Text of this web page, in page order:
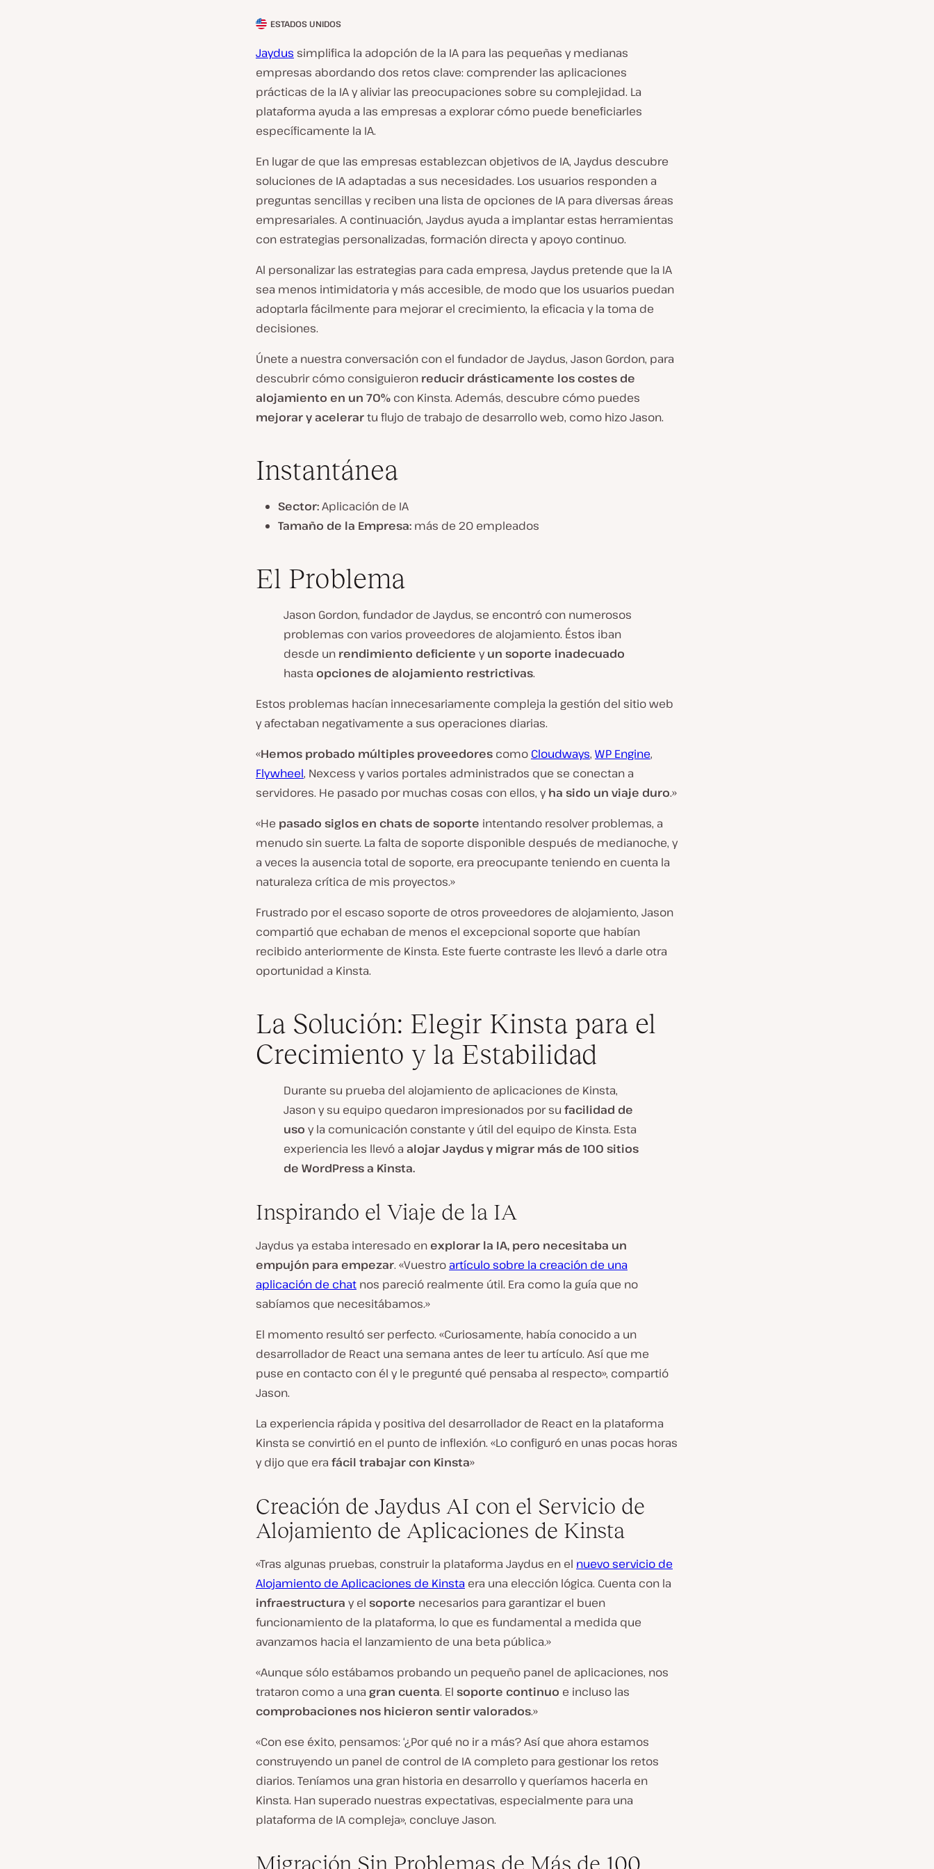
P
a
í
s
d
e
c
l
i
e
n
t
e
:
ESTADOS UNIDOS
Jaydus simplifica la adopción de la IA para las pequeñas y medianas
empresas abordando dos retos clave: comprender las aplicaciones
prácticas de la IA y aliviar las preocupaciones sobre su complejidad. La
plataforma ayuda a las empresas a explorar cómo puede beneficiarles
específicamente la IA.
En lugar de que las empresas establezcan objetivos de IA, Jaydus descubre
soluciones de IA adaptadas a sus necesidades. Los usuarios responden a
preguntas sencillas y reciben una lista de opciones de IA para diversas áreas
empresariales. A continuación, Jaydus ayuda a implantar estas herramientas
con estrategias personalizadas, formación directa y apoyo continuo.
Al personalizar las estrategias para cada empresa, Jaydus pretende que la IA
sea menos intimidatoria y más accesible, de modo que los usuarios puedan
adoptarla fácilmente para mejorar el crecimiento, la eficacia y la toma de
decisiones.
Únete a nuestra conversación con el fundador de Jaydus, Jason Gordon, para
descubrir cómo consiguieron reducir drásticamente los costes de
alojamiento en un 70% con Kinsta. Además, descubre cómo puedes
mejorar y acelerartu flujo de trabajo de desarrollo web, como hizo Jason.
Instantánea
Sector:Aplicación de IA
Tamaño de la Empresa: más de 20 empleados
El Problema
Jason Gordon, fundador de Jaydus, se encontró con numerosos
problemas con varios proveedores de alojamiento. Éstos iban
desde un rendimiento deficiente yun soporte inadecuado
hasta opciones de alojamiento restrictivas.
Estos problemas hacían innecesariamente compleja la gestión del sitio web
y afectaban negativamente a sus operaciones diarias.
«Hemos probado múltiples proveedores como Cloudways, WP Engine,
Flywheel, Nexcess y varios portales administrados que se conectan a
servidores. He pasado por muchas cosas con ellos, yha sido un viaje duro.»
«He pasado siglos en chats de soporte intentando resolver problemas, a
menudo sin suerte. La falta de soporte disponible después de medianoche, y
a veces la ausencia total de soporte, era preocupante teniendo en cuenta la
naturaleza crítica de mis proyectos.»
Frustrado por el escaso soporte de otros proveedores de alojamiento, Jason
compartió que echaban de menos el excepcional soporte que habían
recibido anteriormente de Kinsta. Este fuerte contraste les llevó a darle otra
oportunidad a Kinsta.
La Solución: Elegir Kinsta para el
Crecimiento y la Estabilidad
Durante su prueba del alojamiento de aplicaciones de Kinsta,
Jason y su equipo quedaron impresionados por su facilidad de
uso y la comunicación constante y útil del equipo de Kinsta. Esta
experiencia les llevó a alojar Jaydus y migrar más de 100 sitios
de WordPress a Kinsta.
Inspirando el Viaje de la IA
Jaydus ya estaba interesado en explorar la IA, pero necesitaba un
empujón para empezar. «Vuestro artículo sobre la creación de una
aplicación de chat nos pareció realmente útil. Era como la guía que no
sabíamos que necesitábamos.»
El momento resultó ser perfecto. «Curiosamente, había conocido a un
desarrollador de React una semana antes de leer tu artículo. Así que me
puse en contacto con él y le pregunté qué pensaba al respecto», compartió
Jason.
La experiencia rápida y positiva del desarrollador de React en la plataforma
Kinsta se convirtió en el punto de inflexión. «Lo configuró en unas pocas horas
y dijo que era fácil trabajar con Kinsta»
Creación de Jaydus AI con el Servicio de
Alojamiento de Aplicaciones de Kinsta
«Tras algunas pruebas, construir la plataforma Jaydus en el nuevo servicio de
Alojamiento de Aplicaciones de Kinsta era una elección lógica. Cuenta con la
infraestructura y el soporte necesarios para garantizar el buen
funcionamiento de la plataforma, lo que es fundamental a medida que
avanzamos hacia el lanzamiento de una beta pública.»
«Aunque sólo estábamos probando un pequeño panel de aplicaciones, nos
trataron como a una gran cuenta. El soporte continuo e incluso las
comprobaciones nos hicieron sentir valorados.»
«Con ese éxito, pensamos: ‘¿Por qué no ir a más? Así que ahora estamos
construyendo un panel de control de IA completo para gestionar los retos
diarios. Teníamos una gran historia en desarrollo y queríamos hacerla en
Kinsta. Han superado nuestras expectativas, especialmente para una
plataforma de IA compleja», concluye Jason.
Migración Sin Problemas de Más de 100